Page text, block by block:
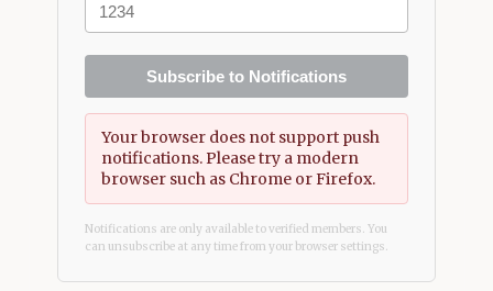
Subscribe to Notifications
Your browser does not support push
notifications. Please try a modern
browser such as Chrome or Firefox.
Notifications are only available to verified members. You
can unsubscribe at any time from your browser settings.